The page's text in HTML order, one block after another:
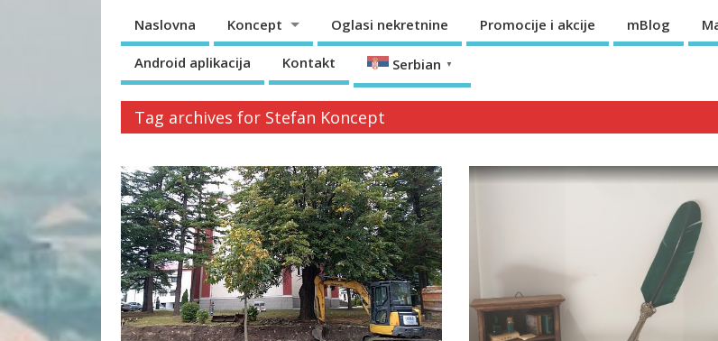
Naslovna Koncept Oglasi nekretnine Promocije i akcije mBlog
Android aplikacija Kontakt Serbian ▼
Tag archives for Stefan Koncept